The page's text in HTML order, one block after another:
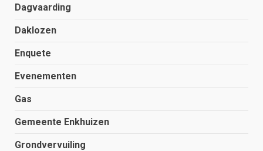
Dagvaarding
Daklozen
Enquete
Evenementen
Gas
Gemeente Enkhuizen
Grondvervuiling